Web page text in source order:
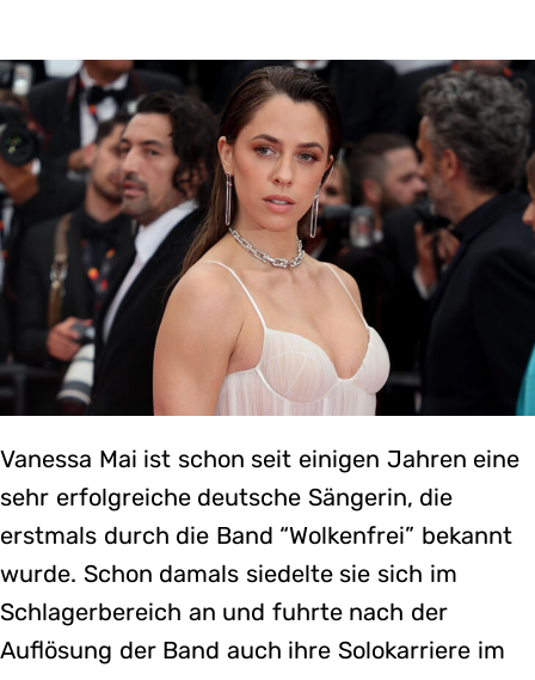
Vanessa Mai ist schon seit einigen Jahren eine
sehr erfolgreiche deutsche Sängerin, die
erstmals durch die Band “Wolkenfrei” bekannt
wurde. Schon damals siedelte sie sich im
Schlagerbereich an und fuhrte nach der
Auflösung der Band auch ihre Solokarriere im